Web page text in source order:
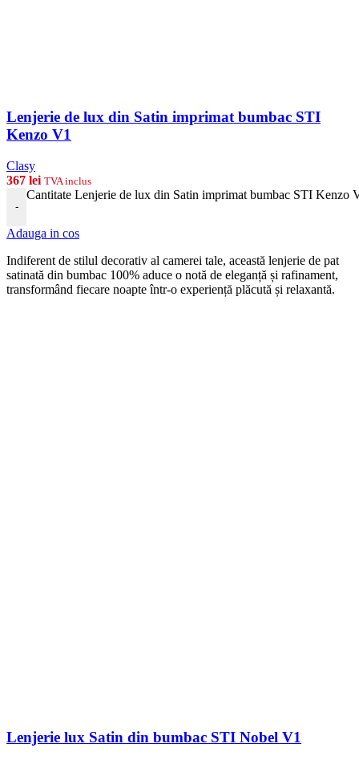
Lenjerie de lux din Satin imprimat bumbac STI
Kenzo V1
Clasy
367 lei TVA inclus
-
Cantitate Lenjerie de lux din Satin imprimat bumbac STI Kenzo
Adauga in cos
Indiferent de stilul decorativ al camerei tale, această lenjerie de pat
satinată din bumbac 100% aduce o notă de eleganță și rafinament,
transformând fiecare noapte într-o experiență plăcută și relaxantă.
Lenjerie lux Satin din bumbac STI Nobel V1